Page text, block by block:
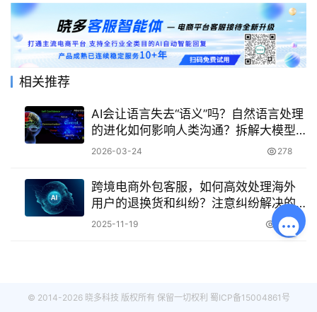
相关推荐
AI会让语言失去“语义”吗？自然语言处理
的进化如何影响人类沟通？拆解大模型
语义理解的真相，探索AI与人类语言的
2026-03-24 278
跨境电商外包客服，如何高效处理海外
用户的退换货和纠纷？注意纠纷解决的
黄金6小时！
2025-11-19 408
© 2014-2026 晓多科技 版权所有 保留一切权利 蜀ICP备15004861号